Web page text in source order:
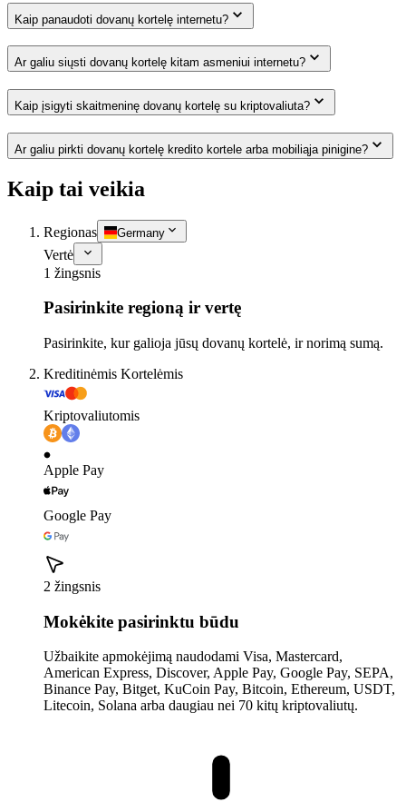
Kaip panaudoti dovanų kortelę internetu?
Ar galiu siųsti dovanų kortelę kitam asmeniui internetu?
Kaip įsigyti skaitmeninę dovanų kortelę su kriptovaliuta?
Ar galiu pirkti dovanų kortelę kredito kortele arba mobiliąja pinigine?
Kaip tai veikia
Regionas Germany
Vertė
1 žingsnis
Pasirinkite regioną ir vertę
Pasirinkite, kur galioja jūsų dovanų kortelė, ir norimą sumą.
Kreditinėmis Kortelėmis
Kriptovaliutomis
Apple Pay
Google Pay
2 žingsnis
Mokėkite pasirinktu būdu
Užbaikite apmokėjimą naudodami Visa, Mastercard,
American Express, Discover, Apple Pay, Google Pay, SEPA,
Binance Pay, Bitget, KuCoin Pay, Bitcoin, Ethereum, USDT,
Litecoin, Solana arba daugiau nei 70 kitų kriptovaliutų.